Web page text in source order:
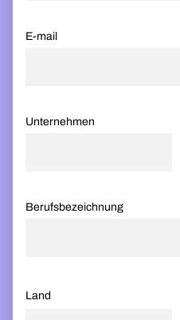
E-mail
Unternehmen
Berufsbezeichnung
Land